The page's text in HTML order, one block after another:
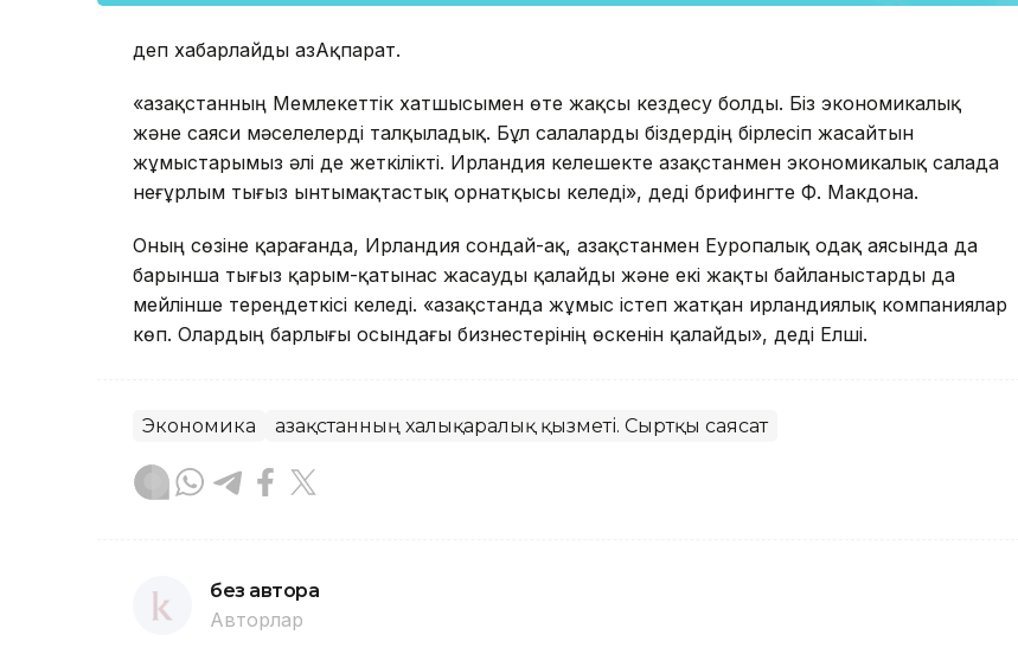
деп хабарлайды ҚазАқпарат.
«Қазақстанның Мемлекеттік хатшысымен өте жақсы кездесу болды. Біз экономикалық
және саяси мәселелерді талқыладық. Бұл салаларды біздердің бірлесіп жасайтын
жұмыстарымыз әлі де жеткілікті. Ирландия келешекте Қазақстанмен экономикалық салада
неғұрлым тығыз ынтымақтастық орнатқысы келеді», деді брифингте Ф. Макдона.
Оның сөзіне қарағанда, Ирландия сондай-ақ, Қазақстанмен Еуропалық одақ аясында да
барынша тығыз қарым-қатынас жасауды қалайды және екі жақты байланыстарды да
мейлінше тереңдеткісі келеді. «Қазақстанда жұмыс істеп жатқан ирландиялық компаниялар
көп. Олардың барлығы осындағы бизнестерінің өскенін қалайды», деді Елші.
Экономика Қазақстанның халықаралық қызметі. Сыртқы саясат
без автора
Авторлар